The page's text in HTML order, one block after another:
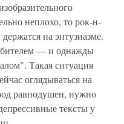
неплохо, то рок-н-
на энтузиазме.
— и однажды
Такая ситуация
оглядываться на
равнодушен, нужно
тексты у